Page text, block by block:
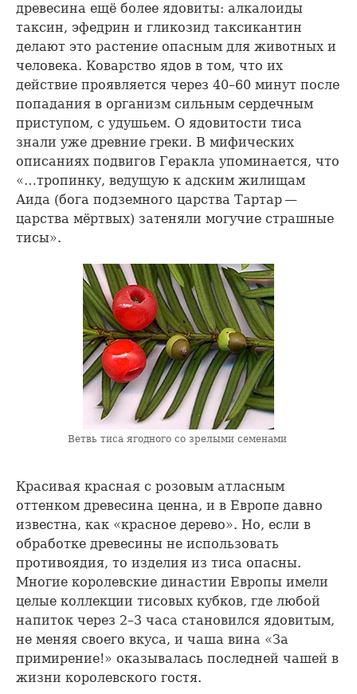
древесина ещё более ядовиты: алкалоиды
таксин, эфедрин и гликозид таксикантин
делают это растение опасным для животных и
человека. Коварство ядов в том, что их
действие проявляется через 40–60 минут после
попадания в организм сильным сердечным
приступом, с удушьем. О ядовитости тиса
знали уже древние греки. В мифических
описаниях подвигов Геракла упоминается, что
«…тропинку, ведущую к адским жилищам
Аида (бога подземного царства Тартар —
царства мёртвых) затеняли могучие страшные
тисы».
Ветвь тиса ягодного со зрелыми семенами
Красивая красная с розовым атласным
оттенком древесина ценна, и в Европе давно
известна, как «красное дерево». Но, если в
обработке древесины не использовать
противоядия, то изделия из тиса опасны.
Многие королевские династии Европы имели
целые коллекции тисовых кубков, где любой
напиток через 2–3 часа становился ядовитым,
не меняя своего вкуса, и чаша вина «За
примирение!» оказывалась последней чашей в
жизни королевского гостя.